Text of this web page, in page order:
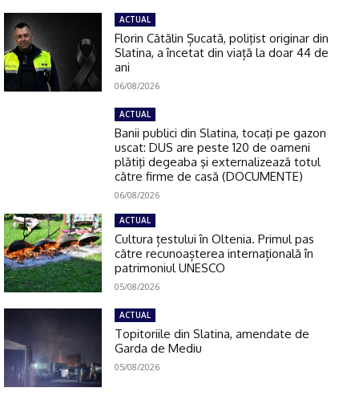
ACTUAL
Florin Cătălin Șucată, poliţist originar din
Slatina, a încetat din viață la doar 44 de
ani
06/08/2026
ACTUAL
Banii publici din Slatina, tocaţi pe gazon
uscat: DUS are peste 120 de oameni
plătiţi degeaba şi externalizează totul
către firme de casă (DOCUMENTE)
06/08/2026
ACTUAL
Cultura țestului în Oltenia. Primul pas
către recunoașterea internațională în
patrimoniul UNESCO
05/08/2026
ACTUAL
Topitoriile din Slatina, amendate de
Garda de Mediu
05/08/2026